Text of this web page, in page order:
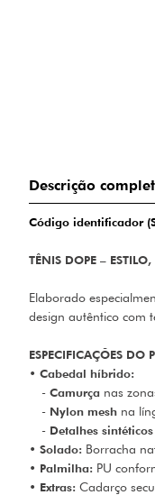
Descrição
Código identificador
TÊNIS DOPE –
Elaborado
design autêntico com
ESPECIFICAÇÕES DO
• Cabedal híbrido:
- Camurça nas
- Nylon mesh na
- Detalhes
• Solado: Borracha
• Palmilha: PU
• Extras: Cadarço